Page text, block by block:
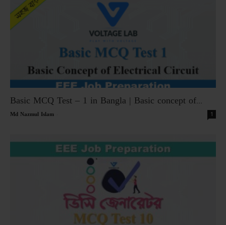
Basic MCQ Test – 1 in Bangla | Basic concept of...
Md Nazmul Islam 1